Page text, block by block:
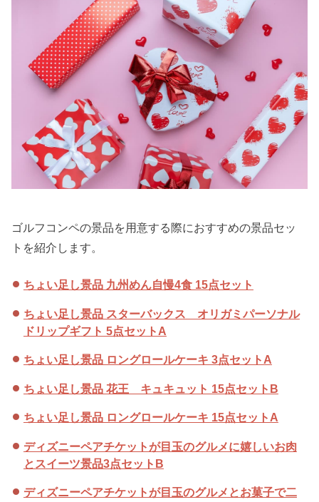
ゴルフコンペの景品を用意する際におすすめの景品セッ
トを紹介します。
ちょい足し景品 九州めん自慢4食 15点セット
ちょい足し景品 スターバックス オリガミパーソナル
ドリップギフト 5点セットA
ちょい足し景品 ロングロールケーキ 3点セットA
ちょい足し景品 花王 キュキュット 15点セットB
ちょい足し景品 ロングロールケーキ 15点セットA
ディズニーペアチケットが目玉のグルメに嬉しいお肉
とスイーツ景品3点セットB
ディズニーペアチケットが目玉のグルメとお菓子で二